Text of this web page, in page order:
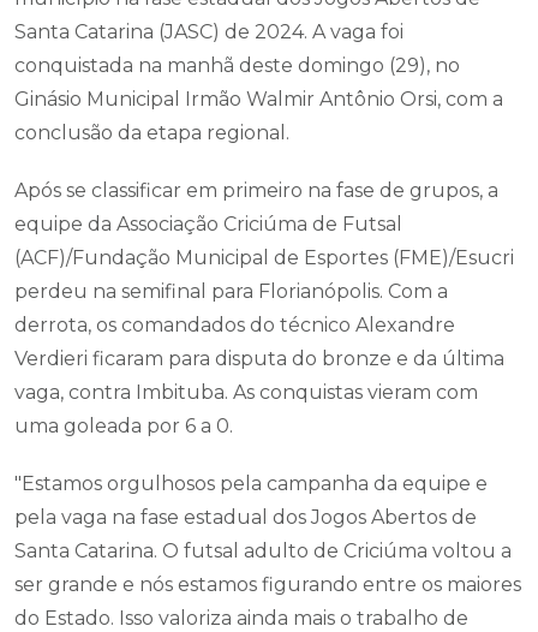
Santa Catarina (JASC) de 2024. A vaga foi
conquistada na manhã deste domingo (29), no
Ginásio Municipal Irmão Walmir Antônio Orsi, com a
conclusão da etapa regional.
Após se classificar em primeiro na fase de grupos, a
equipe da Associação Criciúma de Futsal
(ACF)/Fundação Municipal de Esportes (FME)/Esucri
perdeu na semifinal para Florianópolis. Com a
derrota, os comandados do técnico Alexandre
Verdieri ficaram para disputa do bronze e da última
vaga, contra Imbituba. As conquistas vieram com
uma goleada por 6 a 0.
"Estamos orgulhosos pela campanha da equipe e
pela vaga na fase estadual dos Jogos Abertos de
Santa Catarina. O futsal adulto de Criciúma voltou a
ser grande e nós estamos figurando entre os maiores
do Estado. Isso valoriza ainda mais o trabalho de